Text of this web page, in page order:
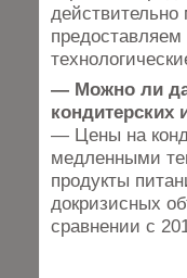
— Можно ли
кондитерских
— Цены на
медленными
продукты
докризисных
сравнении с